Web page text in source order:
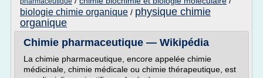
biologie chimie organique / physique chimie
organique
Chimie pharmaceutique — Wikipédia
La chimie pharmaceutique, encore appelée chimie
médicinale, chimie médicale ou chimie thérapeutique, est